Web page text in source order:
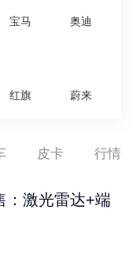
宝马 奥迪
红旗 蔚来
皮卡 行情
：激光雷达+端